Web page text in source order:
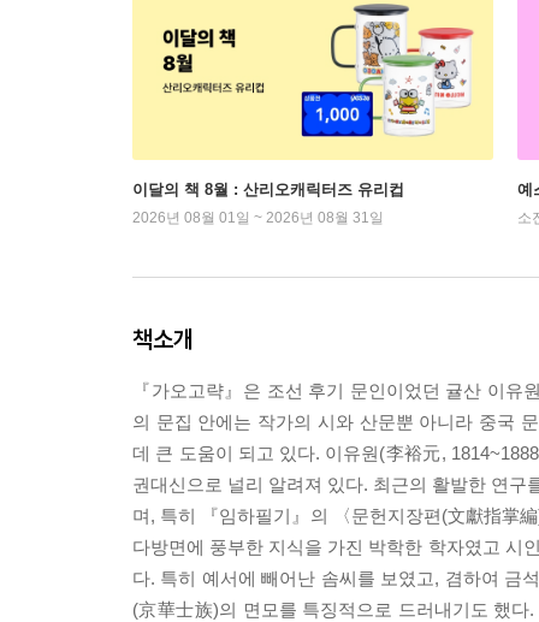
이달의 책 8월 : 산리오캐릭터즈 유리컵
2026년 08월 01일 ~ 2026년 08월 31일
예
소
책소개
『가오고략』은 조선 후기 문인이었던 귤산 이
의 문집 안에는 작가의 시와 산문뿐 아니라 중국
데 큰 도움이 되고 있다. 이유원(李裕元,
권대신으로 널리 알려져 있다. 최근의 활발한 연
며, 특히 『임하필기』의 〈문헌지장편(文獻指掌
다방면에 풍부한 지식을 가진 박학한 학자였고 시
다. 특히 예서에 빼어난 솜씨를 보였고, 겸하여 금
(京華士族)의 면모를 특징적으로 드러내기도 했